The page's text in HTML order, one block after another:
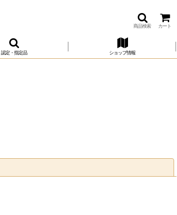
商品検索 カート
認定・指定品 ショップ情報